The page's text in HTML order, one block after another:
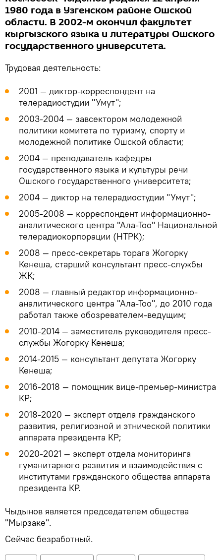
1980 года в Узгенском районе Ошской
области. В 2002-м окончил факультет
кыргызского языка и литературы Ошского
государственного университета.
Трудовая деятельность:
2001 — диктор-корреспондент на
телерадиостудии "Умут";
2003-2004 — завсектором молодежной
политики комитета по туризму, спорту и
молодежной политике Ошской области;
2004 — преподаватель кафедры
государственного языка и культуры речи
Ошского государственного университета;
2004 — диктор на телерадиостудии "Умут";
2005-2008 — корреспондент информационно-
аналитического центра "Ала-Тоо" Национальной
телерадиокорпорации (НТРК);
2008 — пресс-секретарь торага Жогорку
Кенеша, старший консультант пресс-службы
ЖК;
2008 — главный редактор информационно-
аналитического центра "Ала-Тоо", до 2010 года
работал также обозревателем-ведущим;
2010-2014 — заместитель руководителя пресс-
службы Жогорку Кенеша;
2014-2015 — консультант депутата Жогорку
Кенеша;
2016-2018 — помощник вице-премьер-министра
КР;
2018-2020 — эксперт отдела гражданского
развития, религиозной и этнической политики
аппарата президента КР;
2020-2021 — эксперт отдела мониторинга
гуманитарного развития и взаимодействия с
институтами гражданского общества аппарата
президента КР.
Чыдынов является председателем общества
"Мырзаке".
Сейчас безработный.